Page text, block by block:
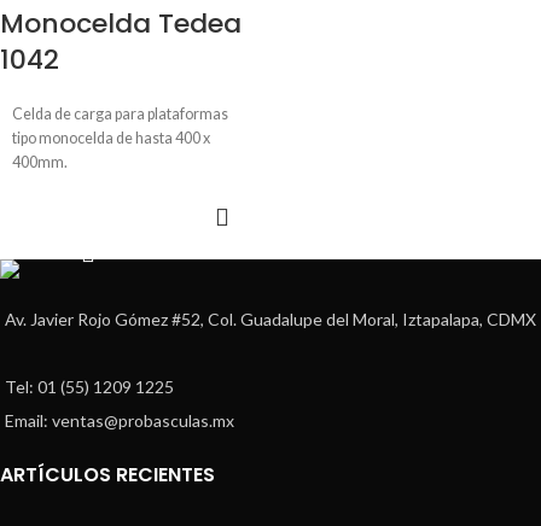
Monocelda Tedea
1042
Celda de carga para plataformas
tipo monocelda de hasta 400 x
400mm.
Av. Javier Rojo Gómez #52, Col. Guadalupe del Moral, Iztapalapa, CDMX
Tel: 01 (55) 1209 1225
Email: ventas@probasculas.mx
ARTÍCULOS RECIENTES